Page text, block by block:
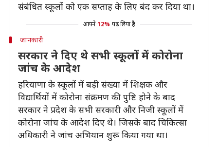
संबंधित स्कूलों को एक सप्ताह के लिए बंद कर दिया था।
आपने 12% पढ़ लिया है
जानकारी
सरकार ने दिए थे सभी स्कूलों में कोरोना
जांच के आदेश
हरियाणा के स्कूलों में बड़ी संख्या में शिक्षक और
विद्यार्थियों में कोरोना संक्रमण की पुष्टि होने के बाद
सरकार ने प्रदेश के सभी सरकारी और निजी स्कूलों में
कोरोना जांच के आदेश दिए थे। जिसके बाद चिकित्सा
अधिकारी ने जांच अभियान शुरू किया गया था।